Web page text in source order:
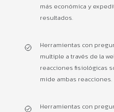
más económica y
resultados.
Herramientas con
multiple a través de la
reacciones fisiológicas
mide ambas reacciones.
Herramientas con